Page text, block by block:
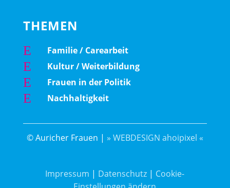
THEMEN
E Familie / Carearbeit
E Kultur / Weiterbildung
E Frauen in der Politik
E Nachhaltigkeit
© Auricher Frauen | » WEBDESIGN ahoipixel «
Impressum | Datenschutz | Cookie-